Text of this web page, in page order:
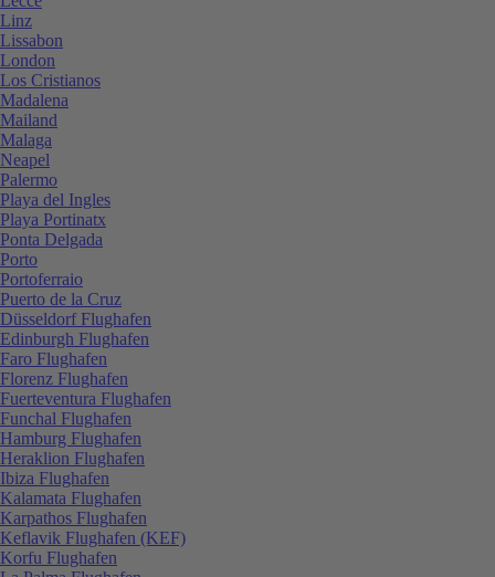
Linz
Lissabon
London
Los Cristianos
Madalena
Mailand
Malaga
Neapel
Palermo
Playa del Ingles
Playa Portinatx
Ponta Delgada
Porto
Portoferraio
Puerto de la Cruz
Düsseldorf Flughafen
Edinburgh Flughafen
Faro Flughafen
Florenz Flughafen
Fuerteventura Flughafen
Funchal Flughafen
Hamburg Flughafen
Heraklion Flughafen
Ibiza Flughafen
Kalamata Flughafen
Karpathos Flughafen
Keflavik Flughafen (KEF)
Korfu Flughafen